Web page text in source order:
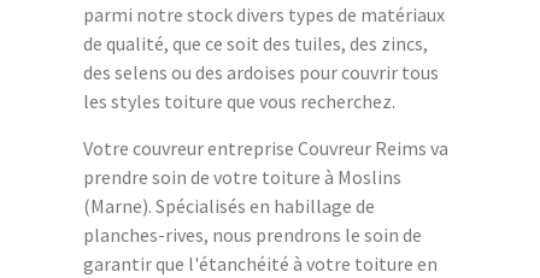
parmi notre stock divers types de matériaux
de qualité, que ce soit des tuiles, des zincs,
des selens ou des ardoises pour couvrir tous
les styles toiture que vous recherchez.
Votre couvreur entreprise Couvreur Reims va
prendre soin de votre toiture à Moslins
(Marne). Spécialisés en habillage de
planches-rives, nous prendrons le soin de
garantir que l'étanchéité à votre toiture en